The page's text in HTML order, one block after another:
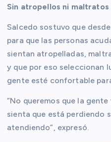
Sin atropellos ni maltratos
Salcedo sostuvo que
para que las personas
sientan atropelladas,
y que por eso seleccionan
gente esté confortable
“No queremos que la
sienta que está perdiendo
atendiendo”, expresó.